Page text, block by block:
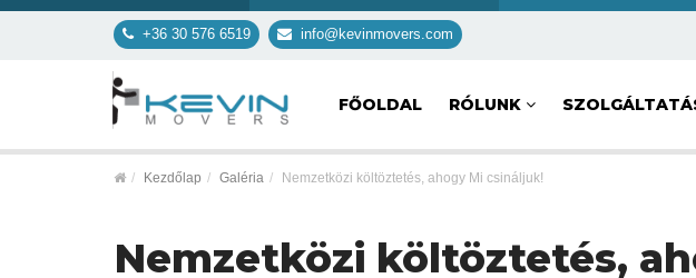
+36 30 576 6519 info@kevinmovers.com
FŐOLDAL RÓLUNK
Kezdőlap Galéria Nemzetközi költöztetés, ahogy Mi csináljuk!
Nemzetközi költöztetés,